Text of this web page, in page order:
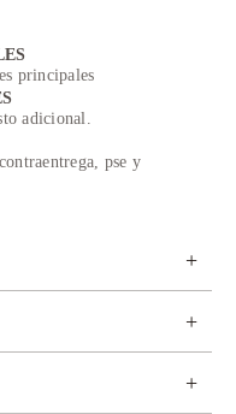
principales
adicional.
pse y
+
+
+